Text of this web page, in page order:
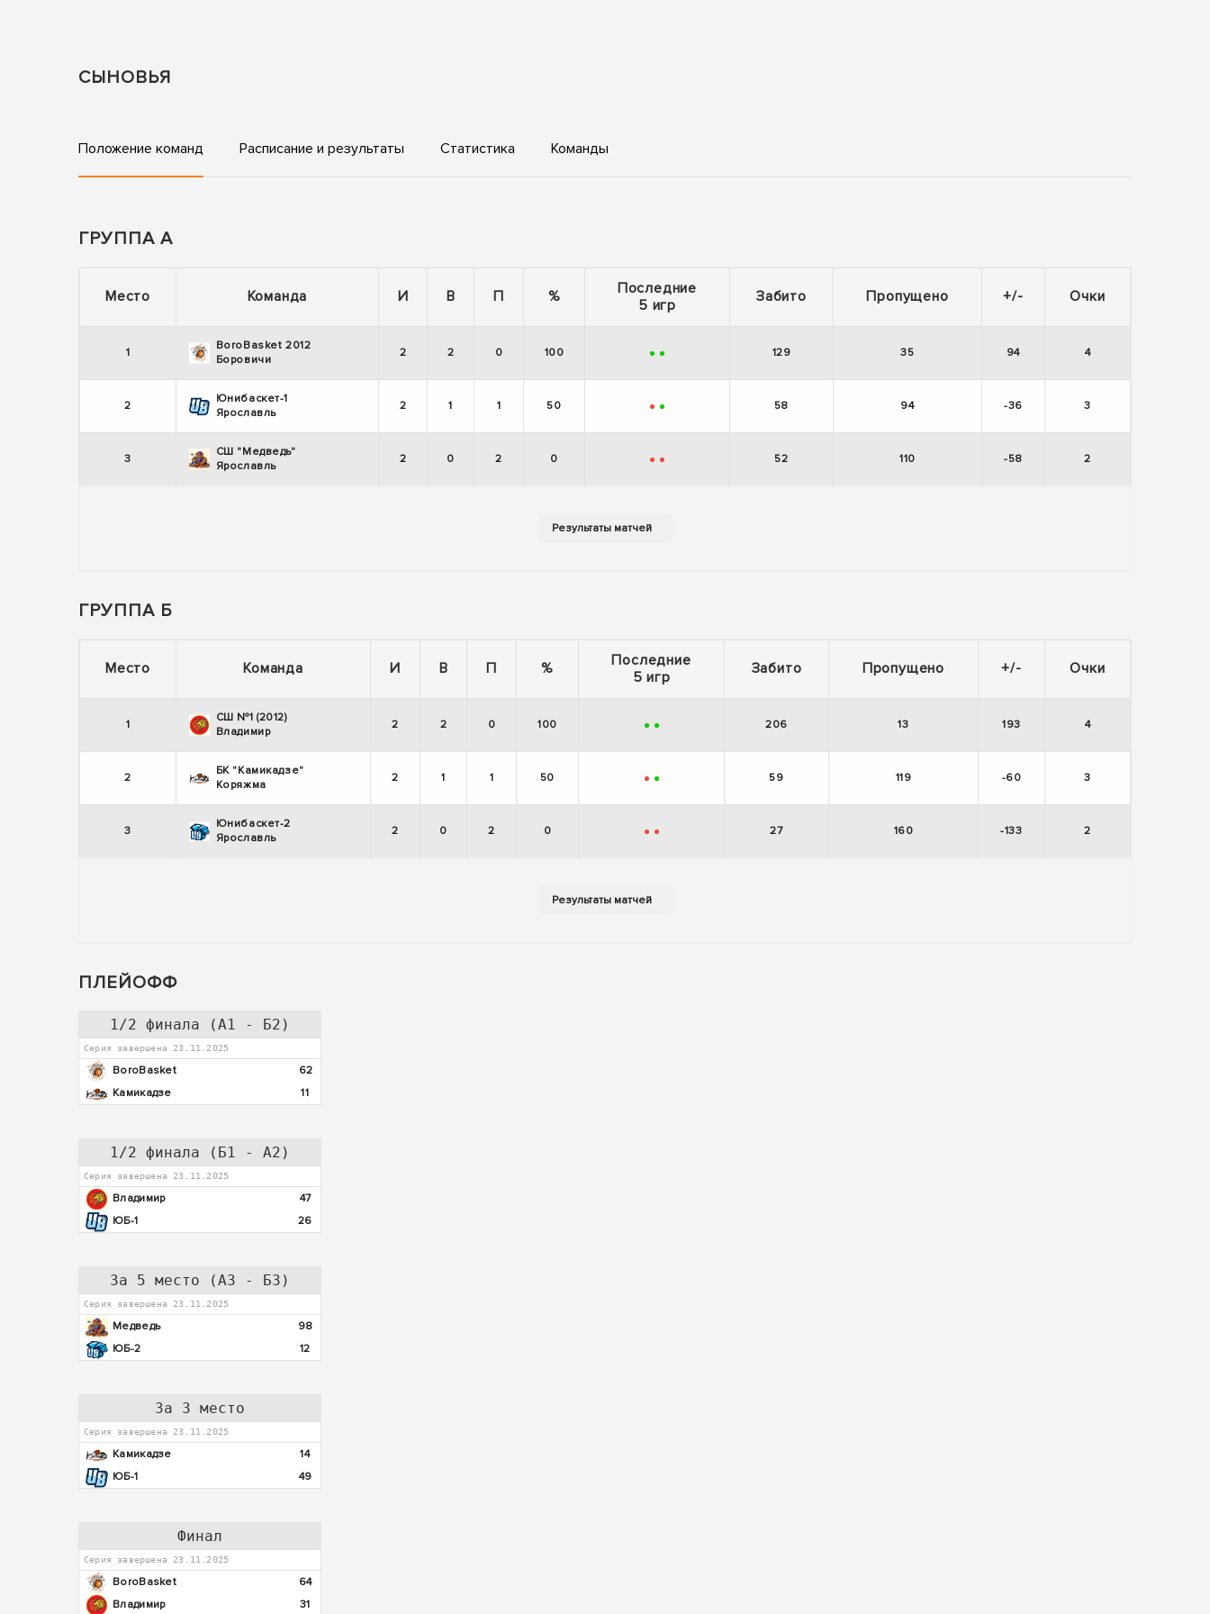
СЫНОВЬЯ
Положение команд Расписание и результаты Статистика Команды
ГРУППА А
Место Команда И В П %
Последние
5 игр
Забито Пропущено +/- Очки
1
BoroBasket 2012
Боровичи
2 2 0 100 + + 129 35 94 4
2
Юнибаскет-1
Ярославль
2 1 1 50 - + 58 94 -36 3
3
СШ "Медведь"
Ярославль
2 0 2 0 - - 52 110 -58 2
ГРУППА Б
Место Команда И В П %
Последние
5 игр
Забито Пропущено +/- Очки
1
СШ №1 (2012)
Владимир
2 2 0 100 + + 206 13 193 4
2
БК "Камикадзе"
Коряжма
2 1 1 50 - + 59 119 -60 3
3
Юнибаскет-2
Ярославль
2 0 2 0 - - 27 160 -133 2
ПЛЕЙОФФ
1/2 финала (А1 - Б2)
Серия завершена 23.11.2025
BoroBasket
62
Камикадзе
11
1/2 финала (Б1 - А2)
Серия завершена 23.11.2025
Владимир
47
ЮБ-1
26
За 5 место (А3 - Б3)
Серия завершена 23.11.2025
Медведь
98
ЮБ-2
12
За 3 место
Серия завершена 23.11.2025
Камикадзе
14
ЮБ-1
49
Финал
Серия завершена 23.11.2025
BoroBasket
64
Владимир
31